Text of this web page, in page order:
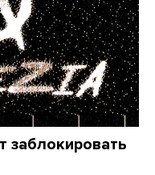
заблокировать